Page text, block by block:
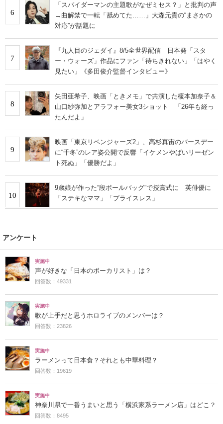
6
「スパイダーマンの主題歌がなぜミセス？」と批判の声
→曲解禁で一転「舐めてた……」大森元貴の“まさかの
対応”が話題に
7
『九人目のジェダイ』8/5全世界配信 日本発「スタ
ー・ウォーズ」作品にファン「待ちきれない」「はやく
見たい」《多田俊介監督インタビュー》
8
矢田亜希子、映画「ときメモ」で共演した榎本加奈子＆
山口紗弥加とアラフォー美女3ショット 「26年も経っ
たんだよ」
9
映画「東京リベンジャーズ2」、高杉真宙のバースデー
に“千冬”のレア姿公開で反響「イケメンやばいリーゼン
ト死ぬ」「優勝だよ」
10
9歳娘が作った“段ボールバッグ”で授賞式に 英俳優に
「ステキなママ」「プライスレス」
アンケート
実施中
声が好きな「日本のボーカリスト」は？
回答数：49331
実施中
歌が上手だと思うホロライブのメンバーは？
回答数：23826
実施中
ラーメンって日本食？それとも中華料理？
回答数：19619
実施中
神奈川県で一番うまいと思う「横浜家系ラーメン店」はどこ？
回答数：8495